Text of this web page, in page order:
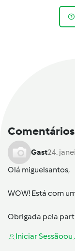
Comentários
Gast24.
Olá miguelsantos,
WOW! Está com
Obrigada pela
Iniciar Sessãoou